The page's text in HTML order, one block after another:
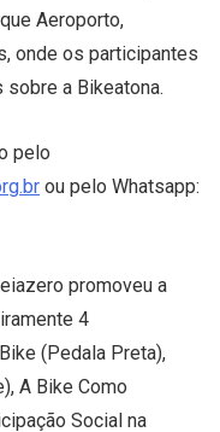
Aeroporto,
onde os participantes
sobre a Bikeatona.
pelo
ou pelo Whatsapp:
promoveu a
4
(Pedala Preta),
A Bike Como
Social na